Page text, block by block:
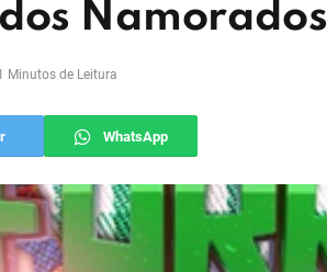
Namorados
Minutos de Leitura
WhatsApp